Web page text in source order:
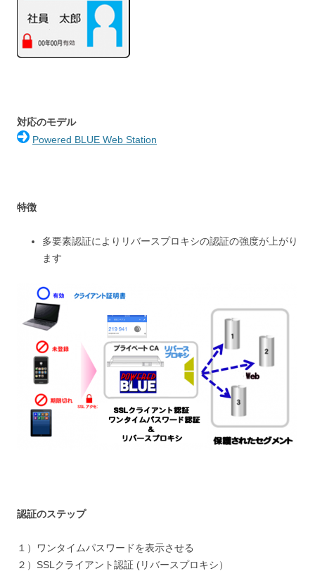
対応のモデル
Powered BLUE Web Station
特徴
多要素認証によりリバースプロキシの認証の強度が上がり
ます
認証のステップ
１）ワンタイムパスワードを表示させる
２）SSLクライアント認証 (リバースプロキシ）